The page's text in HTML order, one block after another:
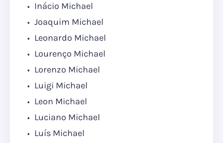
Inácio Michael
Joaquim Michael
Leonardo Michael
Lourenço Michael
Lorenzo Michael
Luigi Michael
Leon Michael
Luciano Michael
Luís Michael